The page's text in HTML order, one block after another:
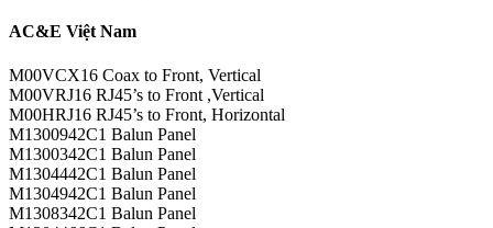
AC&E Việt Nam
M00VCX16 Coax to Front, Vertical
M00VRJ16 RJ45’s to Front ,Vertical
M00HRJ16 RJ45’s to Front, Horizontal
M1300942C1 Balun Panel
M1300342C1 Balun Panel
M1304442C1 Balun Panel
M1304942C1 Balun Panel
M1308342C1 Balun Panel